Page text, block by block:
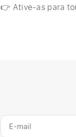
👉 Ative-as para